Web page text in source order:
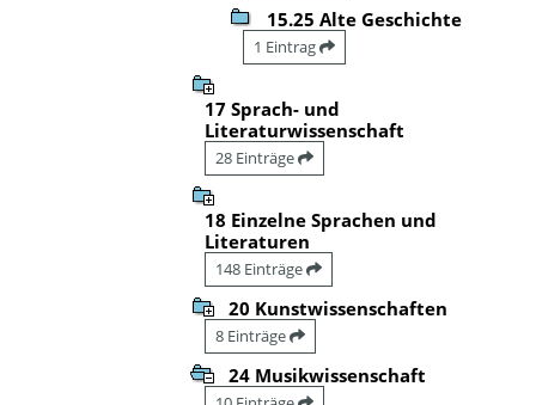
15.25 Alte Geschichte
1 Eintrag
17 Sprach- und
Literaturwissenschaft
28 Einträge
18 Einzelne Sprachen und
Literaturen
148 Einträge
20 Kunstwissenschaften
8 Einträge
24 Musikwissenschaft